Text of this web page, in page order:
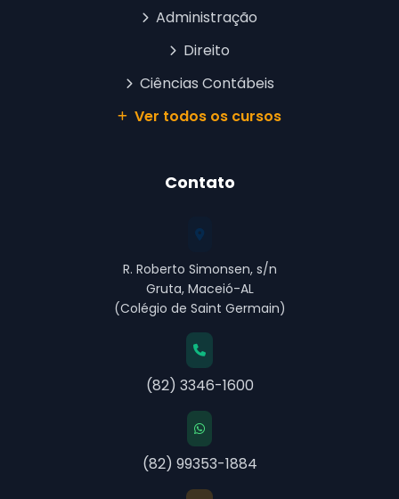
Administração
Contato
R. Roberto Simonsen, s/n
Gruta, Maceió-AL
(Colégio de Saint Germain)
(82) 3346-1600
(82) 99353-1884